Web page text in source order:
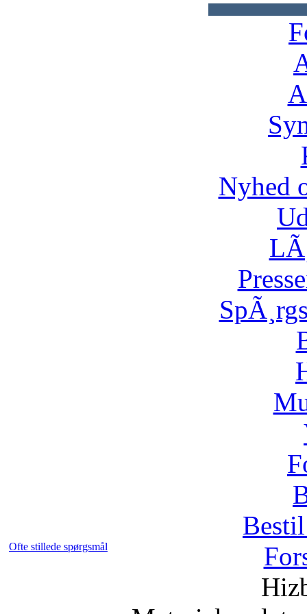
Nyhed
Ofte stillede spørgsmål